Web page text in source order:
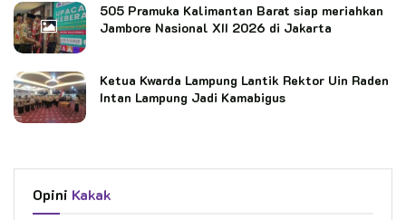
505 Pramuka Kalimantan Barat siap meriahkan
Jambore Nasional XII 2026 di Jakarta
Ketua Kwarda Lampung Lantik Rektor Uin Raden
Intan Lampung Jadi Kamabigus
Opini Kakak